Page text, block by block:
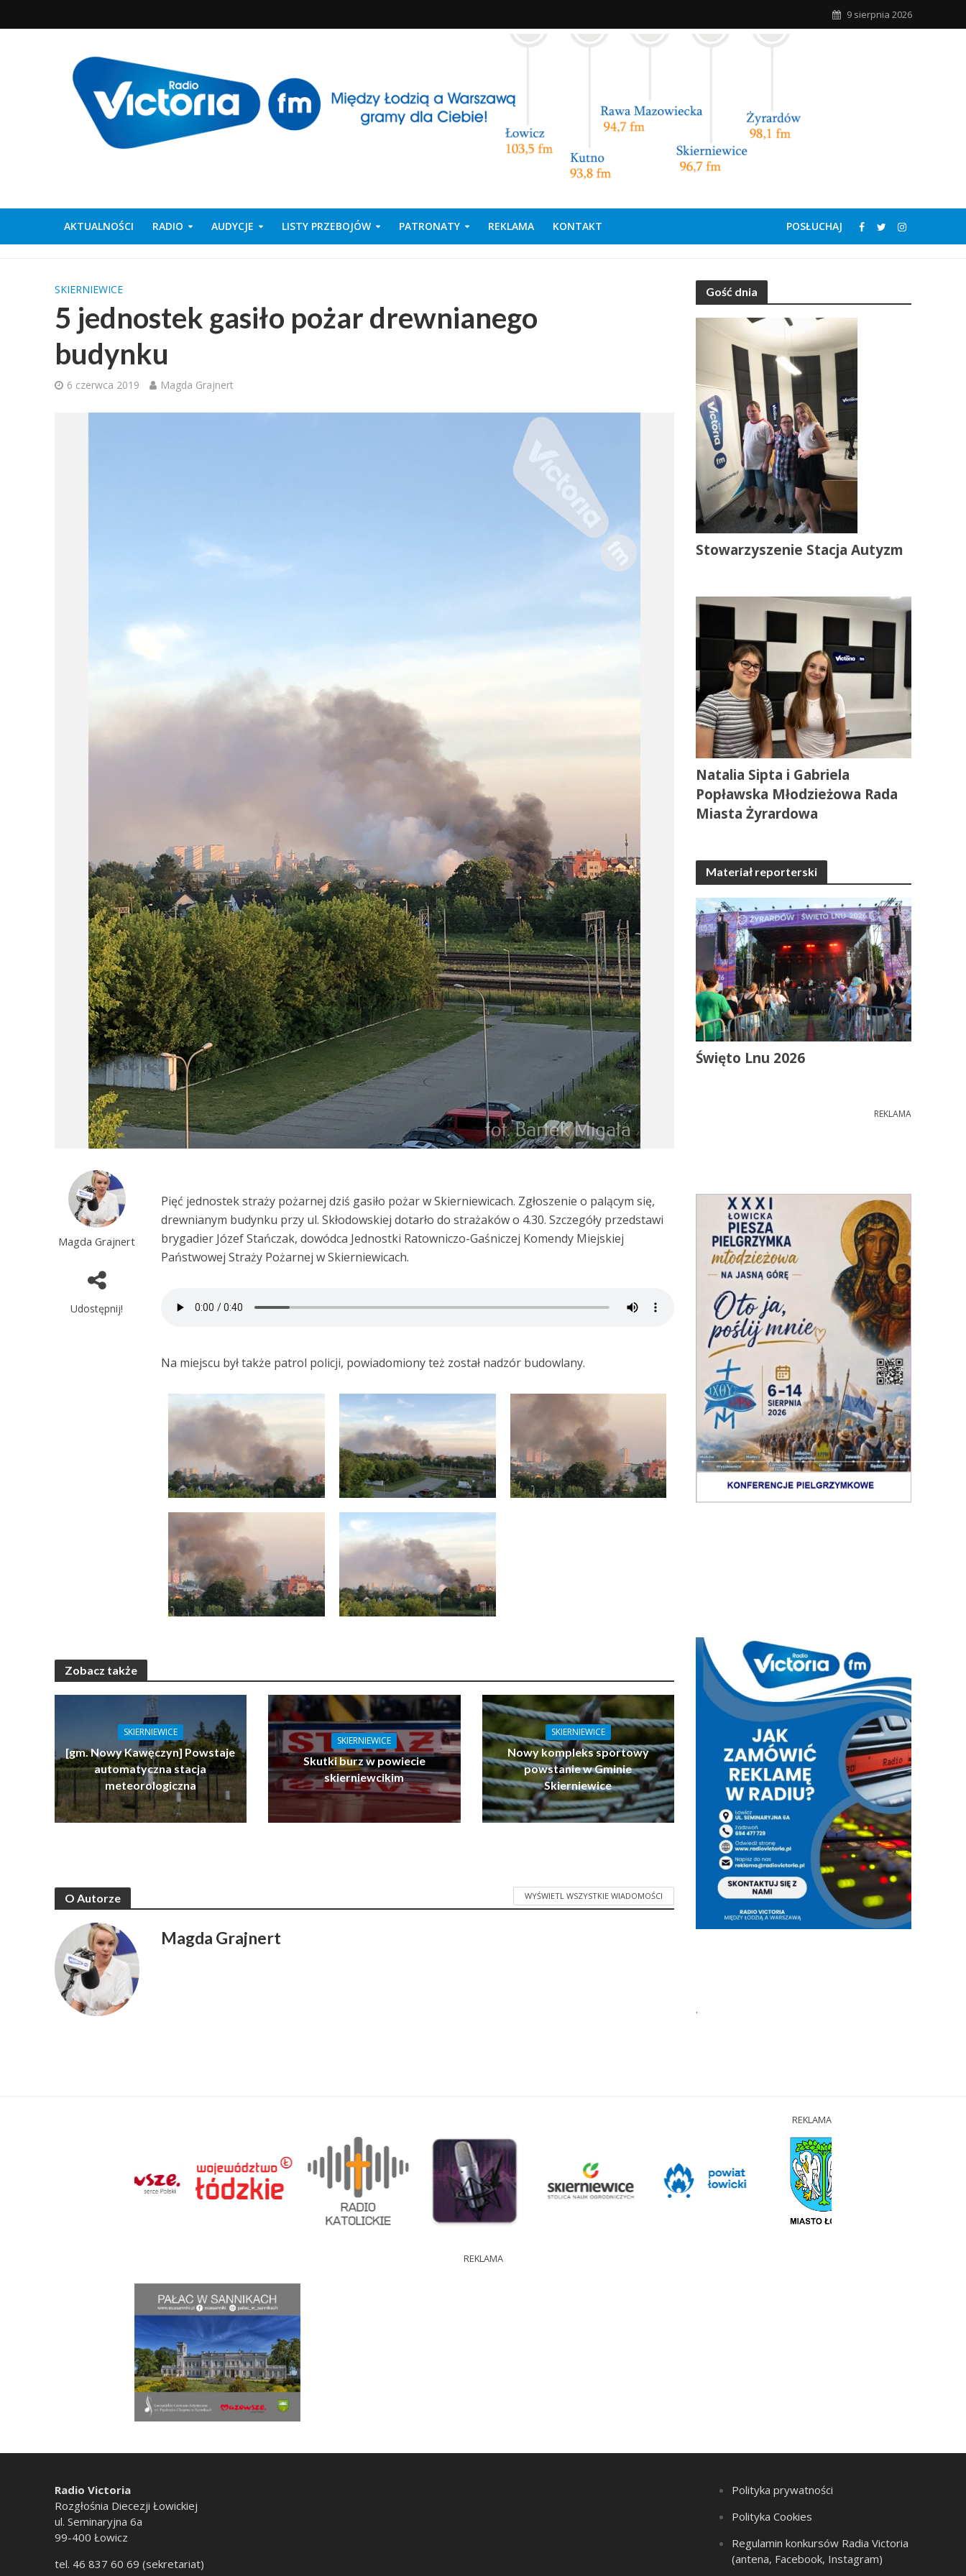
9 sierpnia 2026
AKTUALNOŚCI RADIO AUDYCJE LISTY PRZEBOJÓW PATRONATY REKLAMA KONTAKT POSŁUCHAJ
SKIERNIEWICE
5 jednostek gasiło pożar drewnianego
budynku
6 czerwca 2019 Magda Grajnert
Magda Grajnert
Udostępnij!
Pięć jednostek straży pożarnej dziś gasiło pożar w Skierniewicach. Zgłoszenie o palącym się,
drewnianym budynku przy ul. Skłodowskiej dotarło do strażaków o 4.30. Szczegóły przedstawi
brygadier Józef Stańczak, dowódca Jednostki Ratowniczo-Gaśniczej Komendy Miejskiej
Państwowej Straży Pożarnej w Skierniewicach.
Na miejscu był także patrol policji, powiadomiony też został nadzór budowlany.
Zobacz także
SKIERNIEWICE
[gm. Nowy Kawęczyn] Powstaje
automatyczna stacja
meteorologiczna
SKIERNIEWICE
Skutki burz w powiecie
skierniewcikim
SKIERNIEWICE
Nowy kompleks sportowy
powstanie w Gminie
Skierniewice
O Autorze WYŚWIETL WSZYSTKIE WIADOMOŚCI
Magda Grajnert
Gość dnia
Stowarzyszenie Stacja Autyzm
Natalia Sipta i Gabriela
Popławska Młodzieżowa Rada
Miasta Żyrardowa
Materiał reporterski
Święto Lnu 2026
REKLAMA
.
REKLAMA
REKLAMA
Radio Victoria
Rozgłośnia Diecezji Łowickiej
ul. Seminaryjna 6a
99-400 Łowicz
tel. 46 837 60 69 (sekretariat)
Polityka prywatności
Polityka Cookies
Regulamin konkursów Radia Victoria
(antena, Facebook, Instagram)